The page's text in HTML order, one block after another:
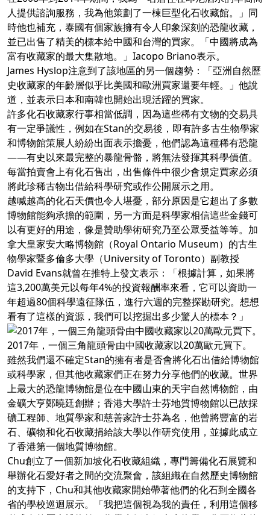
人提供諮詢服務，我為他策劃了一棟巨型化石收藏館。」同
時他也補充，泰國有個家族擁有令人印象深刻的恐龍收藏，
並已出售了精美的標本給中國和台灣的買家。「中國將成為
富有收藏家的最大集散地。」Iacopo Briano表示。
James Hyslop注意到了該地區的另一個趨勢：「亞洲自然歷
史收藏家的年齡層似乎比美國和歐洲買家還要年輕。」他說
道，並表示日本和南韓也開始出現活躍的買家。
許多化石收藏家行事相當低調，因為這些稀有文物的交易具
有一定爭議性，例如在Stan的交易後，即有許多古生物學家
和博物館策展人紛紛出面表示擔憂，他們認為這種稀有恐龍
——有史以來最完整的暴龍骨骼，將無法發揮其科學價值。
每當拍賣會上有化石售出，出售條件中很少會規定買家必須
將此珍稀古物出借給科學研究或作公開展示之用。
越喊越高的化石天價也令人堪憂，部分原因是它超出了多數
博物館能夠承擔的範圍，另一方面是科學家相信這些金錢可
以有更好的用途，像是贊助學術研究乃至公眾受益等等。加
拿大皇家安大略博物館（Royal Ontario Museum）的古生
物學家暨多倫多大學（University of Toronto）副教授
David Evans就曾在推特上發文表示：「根據計算，如果將
這3,200萬美元以每年4%的投資報酬率來看，它可以資助一
年超過80個科學遠征隊伍，進行六週的完整探勘研究。想想
看有了這樣的資源，我們可以挖掘出多少驚人的標本？」
2017年，一個三角龍頭骨由中國收藏家以20萬歐元買下。
雖然我們還不確定Stan的擁有者是否會將化石出借給博物館
或科學家，但其他收藏家們正在努力分享他們的收藏。世界
上最大的恐龍博物館是位在中國山東的天宇自然博物館，由
金礦大亨鄭曉廷創辦；香港大學許士芬地質博物館以已故採
礦工程師、地質學家和慈善家許士芬為名，他曾將豐富的岩
石、礦物和化石收藏捐給該大學以作研究使用，並據此成立
了香港第一個地質博物館。
Chu創立了一個新加坡化石收藏組織，專門籌備化石展覽和
舉辦化石愛好者之間的交流聚會，該組織在自然歷史博物館
的支持下，Chu和其他收藏家開始帶著他們的化石到全國各
省的學校巡迴展示。「我把這個視為我的責任，利用這個移